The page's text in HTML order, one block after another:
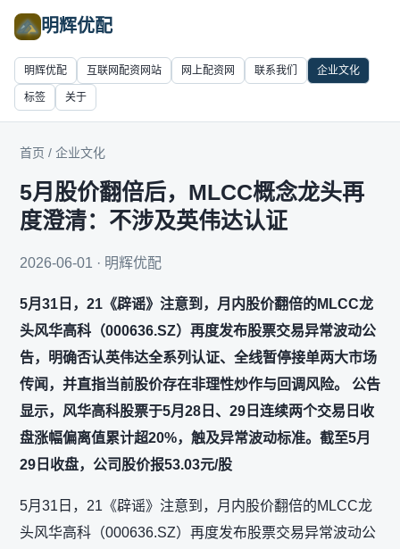
明辉优配
明辉优配 互联网配资网站 网上配资网 联系我们 企业文化
标签 关于
首页 / 企业文化
5月股价翻倍后，MLCC概念龙头再
度澄清：不涉及英伟达认证
2026-06-01 · 明辉优配
5月31日，21《辟谣》注意到，月内股价翻倍的MLCC龙
头风华高科（000636.SZ）再度发布股票交易异常波动公
告，明确否认英伟达全系列认证、全线暂停接单两大市场
传闻，并直指当前股价存在非理性炒作与回调风险。 公告
显示，风华高科股票于5月28日、29日连续两个交易日收
盘涨幅偏离值累计超20%，触及异常波动标准。截至5月
29日收盘，公司股价报53.03元/股
5月31日，21《辟谣》注意到，月内股价翻倍的MLCC龙
头风华高科（000636.SZ）再度发布股票交易异常波动公